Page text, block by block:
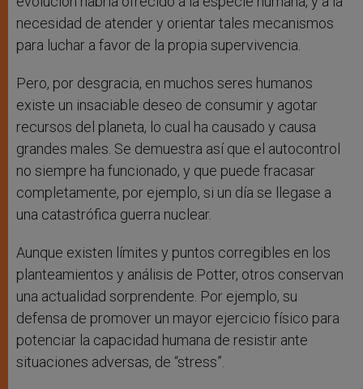
necesidad de atender y orientar tales mecanismos
para luchar a favor de la propia supervivencia.
Pero, por desgracia, en muchos seres humanos
existe un insaciable deseo de consumir y agotar
recursos del planeta, lo cual ha causado y causa
grandes males. Se demuestra así que el autocontrol
no siempre ha funcionado, y que puede fracasar
completamente, por ejemplo, si un día se llegase a
una catastrófica guerra nuclear.
Aunque existen límites y puntos corregibles en los
planteamientos y análisis de Potter, otros conservan
una actualidad sorprendente. Por ejemplo, su
defensa de promover un mayor ejercicio físico para
potenciar la capacidad humana de resistir ante
situaciones adversas, de “stress”.